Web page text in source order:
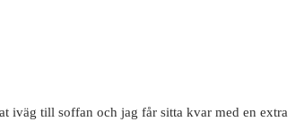
iväg till soffan och jag får sitta kvar med en extra